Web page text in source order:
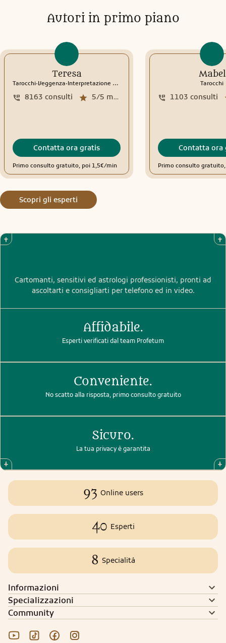
Autori in primo piano
Teresa
Tarocchi.Veggenza.Interpretazione sogni
5/5 media recensioni
8163 consulti
Contatta ora gratis
Primo consulto gratuito, poi 1,5€/min
Mabel
Tarocchi
1103 consulti
Contatta ora
Primo consulto
Scopri gli esperti
Cartomanti, sensitivi ed astrologi professionisti, pronti ad
ascoltarti e consigliarti per telefono ed in video.
Affidabile.
Esperti verificati dal team Profetum
Conveniente.
No scatto alla risposta, primo consulto gratuito
Sicuro.
La tua privacy è garantita
93 Online users
40 Esperti
8 Specialità
Informazioni
Specializzazioni
Community